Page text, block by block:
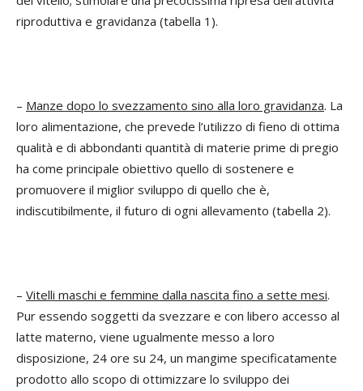
riproduttiva e gravidanza (tabella 1).
– Manze dopo lo svezzamento sino alla loro gravidanza. La
loro alimentazione, che prevede l’utilizzo di fieno di ottima
qualità e di abbondanti quantità di materie prime di pregio
ha come principale obiettivo quello di sostenere e
promuovere il miglior sviluppo di quello che è,
indiscutibilmente, il futuro di ogni allevamento (tabella 2).
– Vitelli maschi e femmine dalla nascita fino a sette mesi.
Pur essendo soggetti da svezzare e con libero accesso al
latte materno, viene ugualmente messo a loro
disposizione, 24 ore su 24, un mangime specificatamente
prodotto allo scopo di ottimizzare lo sviluppo dei